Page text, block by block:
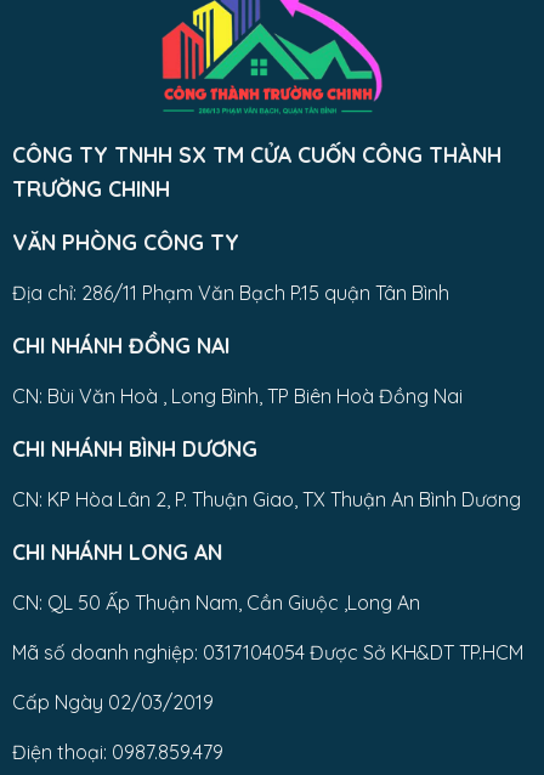
CÔNG TY TNHH SX TM CỬA CUỐN CÔNG THÀNH
TRƯỜNG CHINH
VĂN PHÒNG CÔNG TY
Địa chỉ: 286/11 Phạm Văn Bạch P.15 quận Tân Bình
CHI NHÁNH ĐỒNG NAI
CN: Bùi Văn Hoà , Long Bình, TP Biên Hoà Đồng Nai
CHI NHÁNH BÌNH DƯƠNG
CN: KP Hòa Lân 2, P. Thuận Giao, TX Thuận An Bình Dương
CHI NHÁNH LONG AN
CN: QL 50 Ấp Thuận Nam, Cần Giuộc ,Long An
Mã số doanh nghiệp: 0317104054 Được Sở KH&DT TP.HCM
Cấp Ngày 02/03/2019
Điện thoại: 0987.859.479